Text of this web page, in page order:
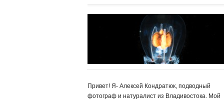
Привет! Я- Алексей Кондратюк, подводный
фотограф и натуралист из Владивостока. Мой